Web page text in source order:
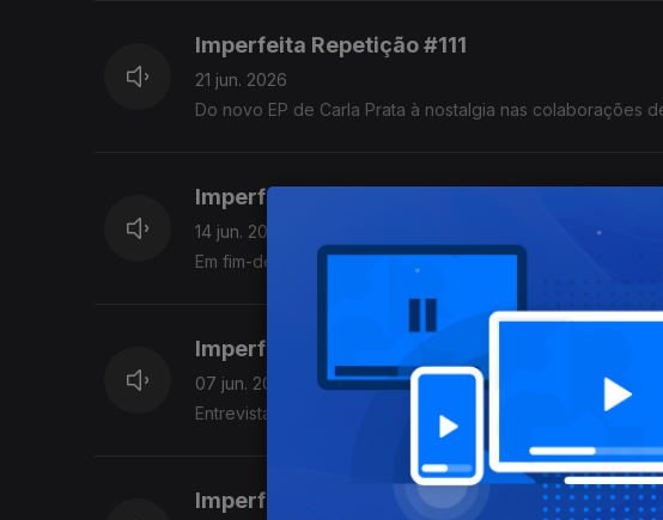
Imperfeita Repetição #111
21 jun. 2026
Do novo EP de Carla Prata à nostalgia nas colaborações
Imperfeita Repetição #110
14 jun. 2026
Em fim-de-semana de Primavera Sound Porto fazemos
Imperfeita Repetição #109
07 jun. 2026
Entrevista e live act de Nenny, a propósito do novo álbum
Imperfeita Repetição #108